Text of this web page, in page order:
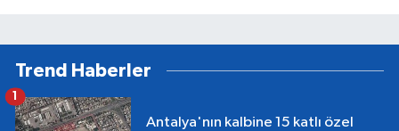
Trend Haberler
Antalya'nın kalbine 15 katlı özel
1